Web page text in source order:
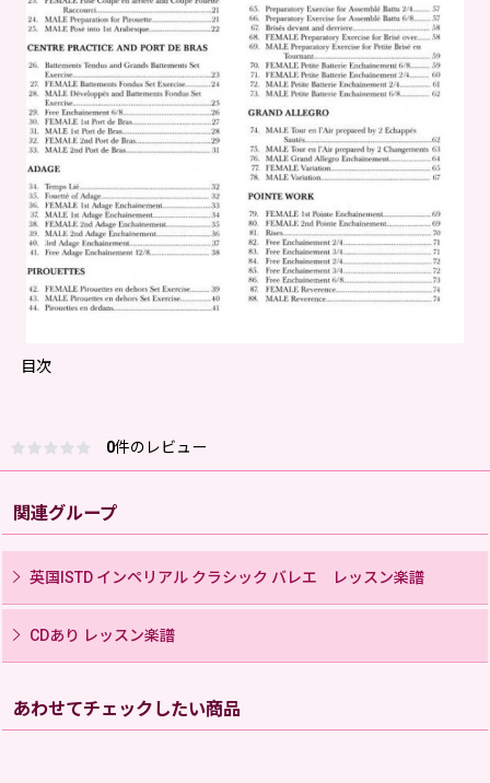
目次
0件のレビュー
関連グループ
英国ISTD インペリアル クラシック バレエ レッスン楽譜
CDあり レッスン楽譜
あわせてチェックしたい商品